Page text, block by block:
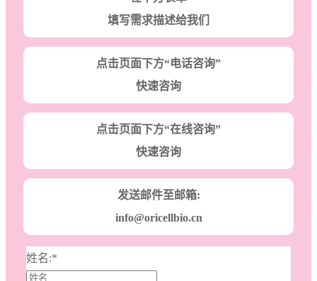
填写需求描述给我们
点击页面下方“电话咨询”
快速咨询
点击页面下方“在线咨询”
快速咨询
发送邮件至邮箱:
info@oricellbio.cn
姓名:*